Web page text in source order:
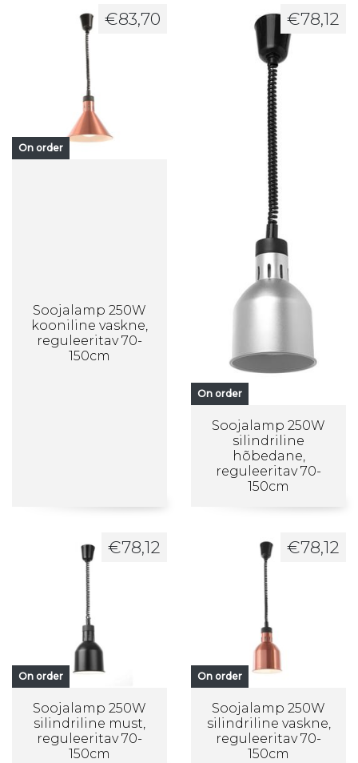
€83,70
On order
Soojalamp 250W
kooniline vaskne,
reguleeritav 70-
150cm
€78,12
On order
Soojalamp 250W
silindriline
hõbedane,
reguleeritav 70-
150cm
€78,12
On order
Soojalamp 250W
silindriline must,
reguleeritav 70-
150cm
€78,12
On order
Soojalamp 250W
silindriline vaskne,
reguleeritav 70-
150cm